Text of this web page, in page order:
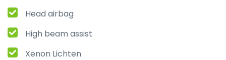
Head airbag
High beam assist
Xenon Lichten